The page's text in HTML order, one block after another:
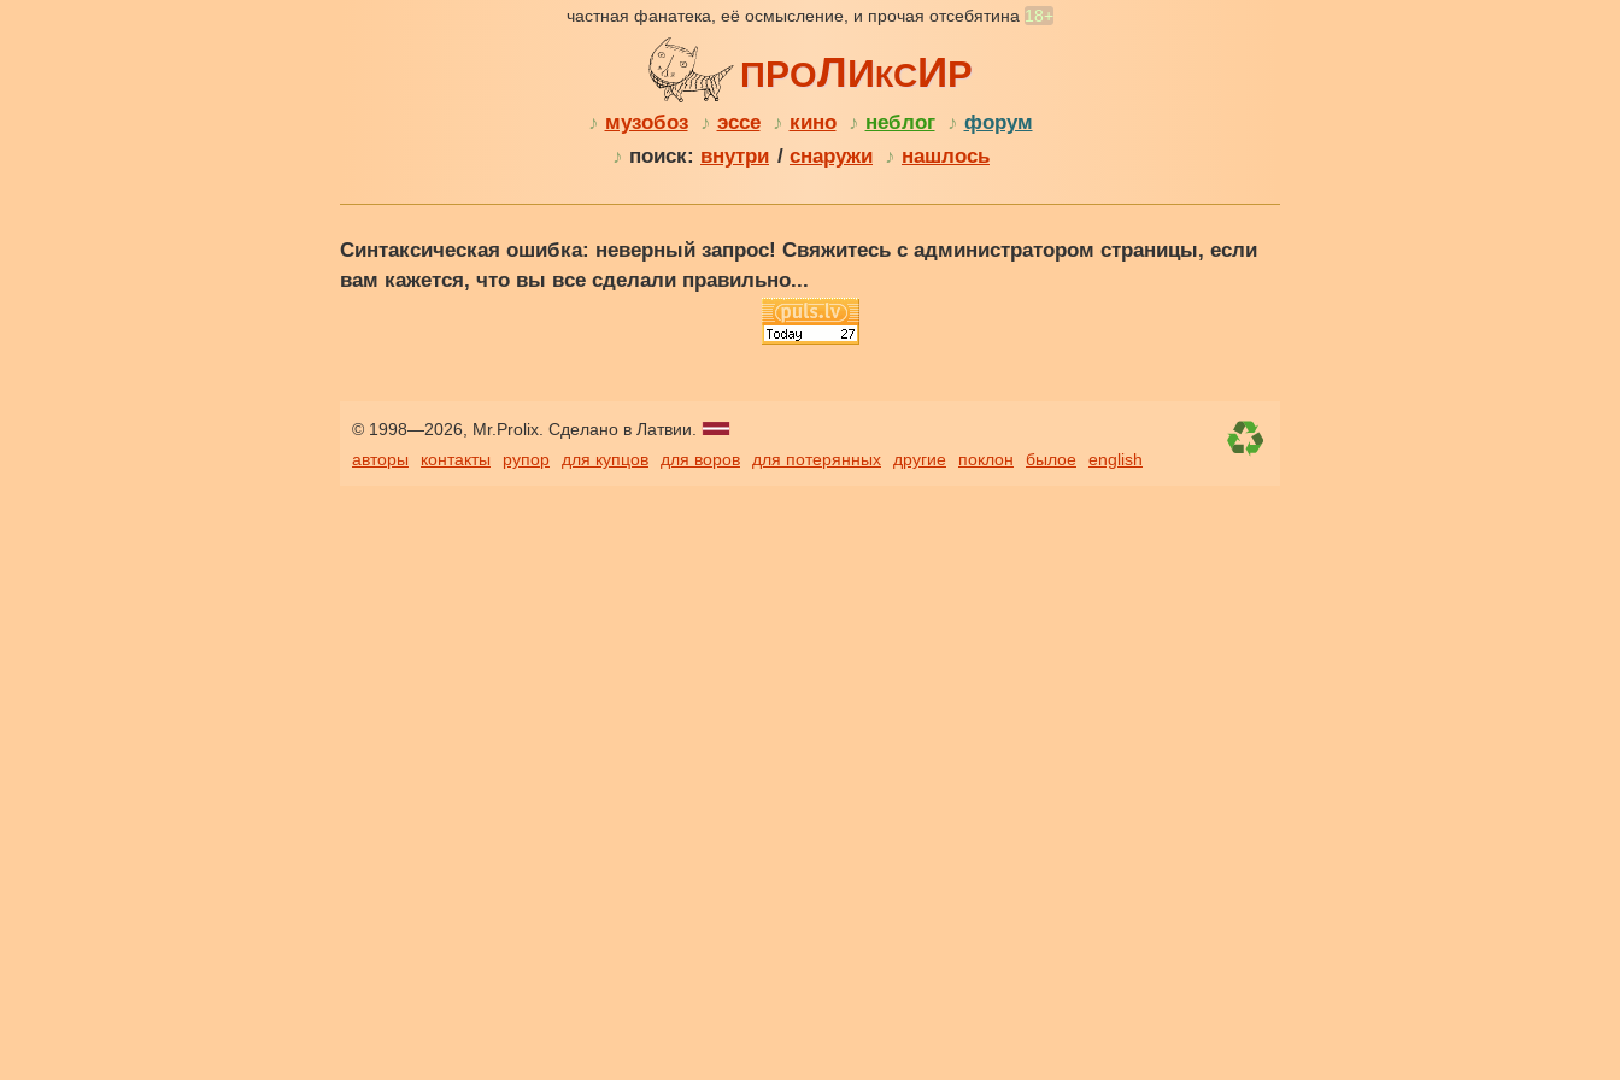
частная фанатека, её осмысление, и прочая отсебятина 18+
ПРОЛИКСИР
♪ музобоз ♪ эссе ♪ кино ♪ неблог ♪ форум
♪ поиск: внутри / снаружи ♪ нашлось
Синтаксическая ошибка: неверный запрос! Свяжитесь с администратором страницы, если
вам кажется, что вы все сделали правильно...
© 1998—2026, Mr.Prolix. Сделано в Латвии.
авторы
контакты рупор для купцов для воров для потерянных другие поклон былое english